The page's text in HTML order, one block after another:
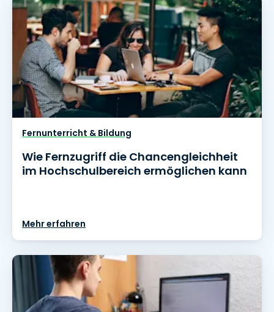
Fernunterricht & Bildung
Wie Fernzugriff die Chancengleichheit
im Hochschulbereich ermöglichen kann
Mehr erfahren